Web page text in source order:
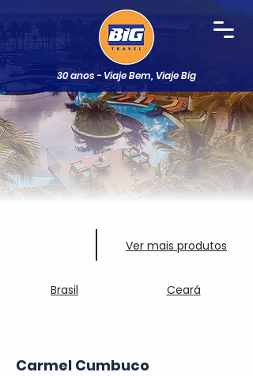
30 anos - Viaje Bem, Viaje Big
Ver mais produtos
Brasil Ceará
Carmel Cumbuco